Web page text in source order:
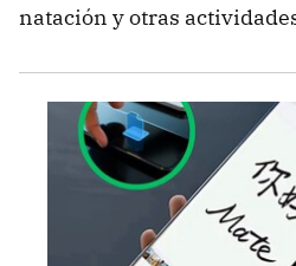
natación y otras